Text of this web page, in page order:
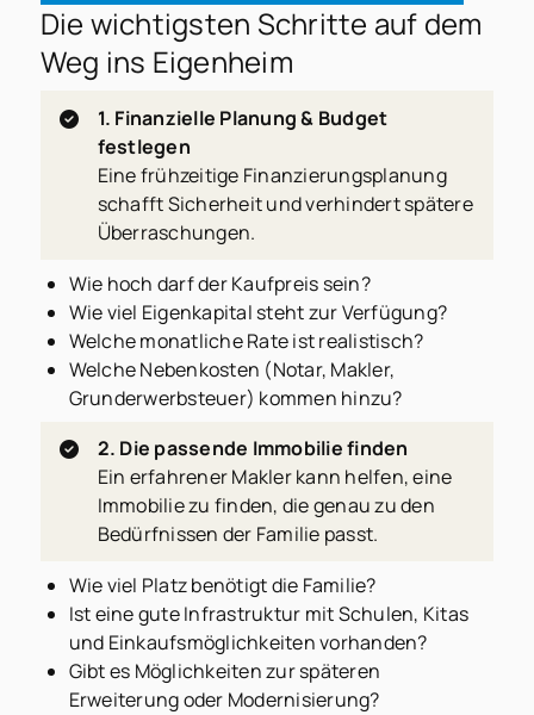
Die wichtigsten Schritte auf dem
Weg ins Eigenheim
1. Finanzielle Planung & Budget
festlegen
Eine frühzeitige Finanzierungsplanung
schafft Sicherheit und verhindert spätere
Überraschungen.
Wie hoch darf der Kaufpreis sein?
Wie viel Eigenkapital steht zur Verfügung?
Welche monatliche Rate ist realistisch?
Welche Nebenkosten (Notar, Makler,
Grunderwerbsteuer) kommen hinzu?
2. Die passende Immobilie finden
Ein erfahrener Makler kann helfen, eine
Immobilie zu finden, die genau zu den
Bedürfnissen der Familie passt.
Wie viel Platz benötigt die Familie?
Ist eine gute Infrastruktur mit Schulen, Kitas
und Einkaufsmöglichkeiten vorhanden?
Gibt es Möglichkeiten zur späteren
Erweiterung oder Modernisierung?